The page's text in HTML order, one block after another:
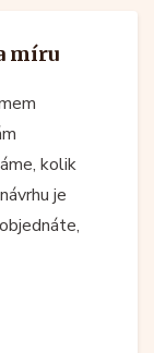
míru
kolik
je